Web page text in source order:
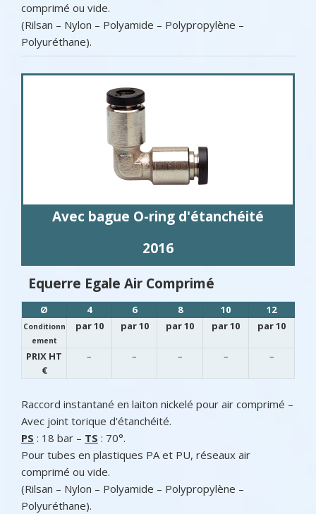
comprimé ou vide.
(Rilsan – Nylon – Polyamide – Polypropylène –
Polyuréthane).
Avec bague O-ring d'étanchéité
2016
Equerre Egale Air Comprimé
Ø 4 6 8 10 12
Conditionn
ement
par 10 par 10 par 10 par 10 par 10
PRIX HT
€
– – – – –
Raccord instantané en laiton nickelé pour air comprimé –
Avec joint torique d'étanchéité.
PS : 18 bar – TS : 70°.
Pour tubes en plastiques PA et PU, réseaux air
comprimé ou vide.
(Rilsan – Nylon – Polyamide – Polypropylène –
Polyuréthane).